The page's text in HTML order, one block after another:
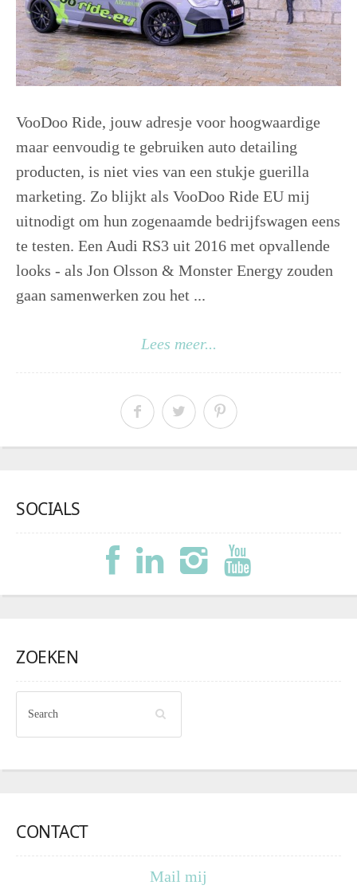
VooDoo Ride, jouw adresje voor hoogwaardige
maar eenvoudig te gebruiken auto detailing
producten, is niet vies van een stukje guerilla
marketing. Zo blijkt als VooDoo Ride EU mij
uitnodigt om hun zogenaamde bedrijfswagen eens
te testen. Een Audi RS3 uit 2016 met opvallende
looks - als Jon Olsson & Monster Energy zouden
gaan samenwerken zou het ...
Lees meer...
SOCIALS
ZOEKEN
CONTACT
Mail mij